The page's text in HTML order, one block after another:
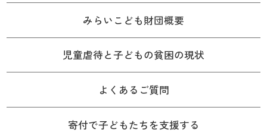
みらいこども財団概要
児童虐待と子どもの貧困の現状
よくあるご質問
寄付で子どもたちを支援する